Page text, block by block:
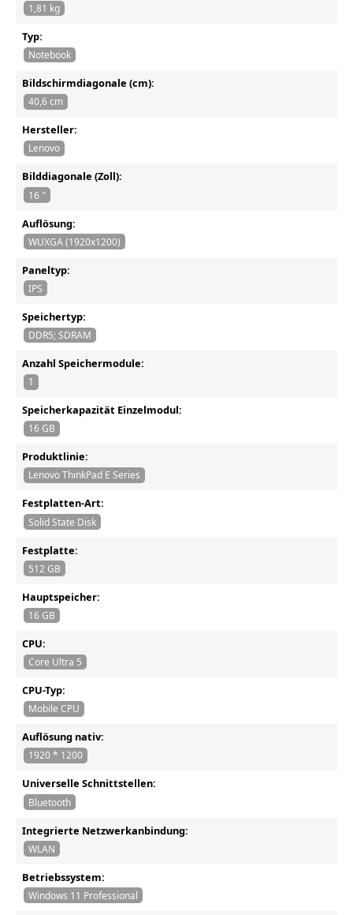
1,81 kg
Typ:
Notebook
Bildschirmdiagonale (cm):
40,6 cm
Hersteller:
Lenovo
Bilddiagonale (Zoll):
16 "
Auflösung:
WUXGA (1920x1200)
Paneltyp:
IPS
Speichertyp:
DDR5; SDRAM
Anzahl Speichermodule:
1
Speicherkapazität Einzelmodul:
16 GB
Produktlinie:
Lenovo ThinkPad E Series
Festplatten-Art:
Solid State Disk
Festplatte:
512 GB
Hauptspeicher:
16 GB
CPU:
Core Ultra 5
CPU-Typ:
Mobile CPU
Auflösung nativ:
1920 * 1200
Universelle Schnittstellen:
Bluetooth
Integrierte Netzwerkanbindung:
WLAN
Betriebssystem:
Windows 11 Professional